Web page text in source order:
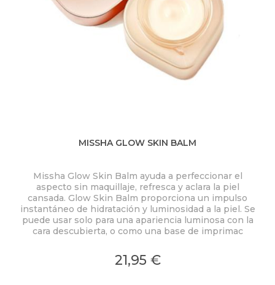
MISSHA GLOW SKIN BALM
Missha Glow Skin Balm ayuda a perfeccionar el
aspecto sin maquillaje, refresca y aclara la piel
cansada. Glow Skin Balm proporciona un impulso
instantáneo de hidratación y luminosidad a la piel. Se
puede usar solo para una apariencia luminosa con la
cara descubierta, o como una base de imprimac
21,95 €